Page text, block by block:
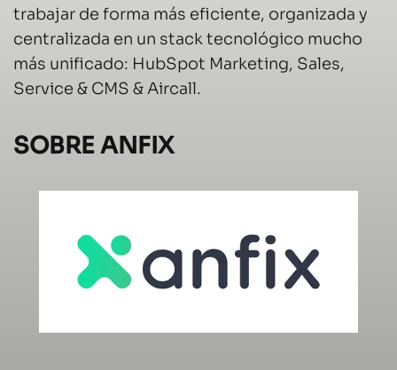
trabajar de forma más eficiente, organizada y
centralizada en un stack tecnológico mucho
más unificado: HubSpot Marketing, Sales,
Service & CMS & Aircall.
SOBRE ANFIX